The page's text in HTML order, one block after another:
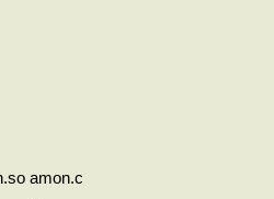
amon.c